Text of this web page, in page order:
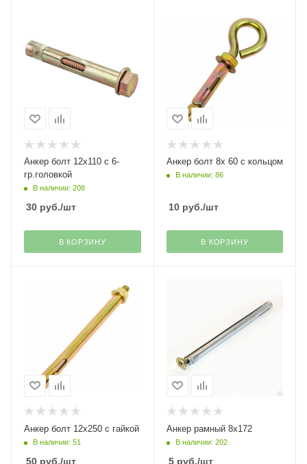
Анкер болт 12х110 с 6-
гр.головкой
В наличии: 208
30 руб./шт
В КОРЗИНУ
Анкер болт 8х 60 с кольцом
В наличии: 86
10руб./шт
В КОРЗИНУ
Анкер болт 12х250 с гайкой
В наличии: 51
50 руб./шт
Анкер рамный 8х172
В наличии: 202
5руб./шт